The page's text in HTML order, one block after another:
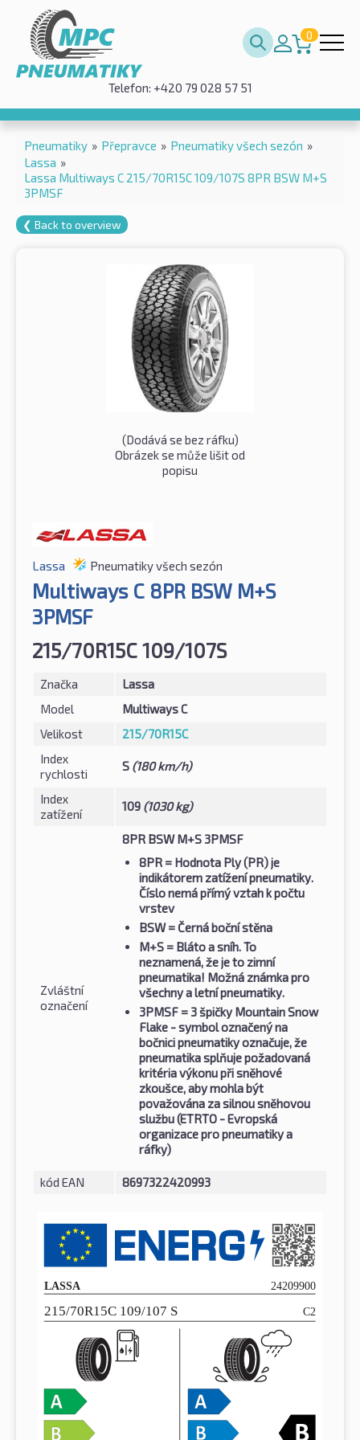
0
Telefon: +420 79 028 57 51
Pneumatiky » Přepravce » Pneumatiky všech sezón »
Lassa »
Lassa Multiways C 215/70R15C 109/107S 8PR BSW M+S
3PMSF
❮ Back to overview
(Dodává se bez ráfku)
Obrázek se může lišit od
popisu
Lassa Pneumatiky všech sezón
Multiways C 8PR BSW M+S
3PMSF
215/70R15C 109/107S
Značka
Lassa
Model
Multiways C
Velikost
215/70R15C
Index
rychlosti
S (180 km/h)
Index
zatížení
109 (1030 kg)
Zvláštní
označení
8PR BSW M+S 3PMSF
8PR = Hodnota Ply (PR) je
indikátorem zatížení pneumatiky.
Číslo nemá přímý vztah k počtu
vrstev
BSW= Černá boční stěna
M+S = Bláto a sníh. To
neznamená, že je to zimní
pneumatika! Možná známka pro
všechny a letní pneumatiky.
3PMSF = 3 špičky Mountain Snow
Flake - symbol označený na
bočnici pneumatiky označuje, že
pneumatika splňuje požadovaná
kritéria výkonu při sněhové
zkoušce, aby mohla být
považována za silnou sněhovou
službu (ETRTO - Evropská
organizace pro pneumatiky a
ráfky)
kód EAN 8697322420993